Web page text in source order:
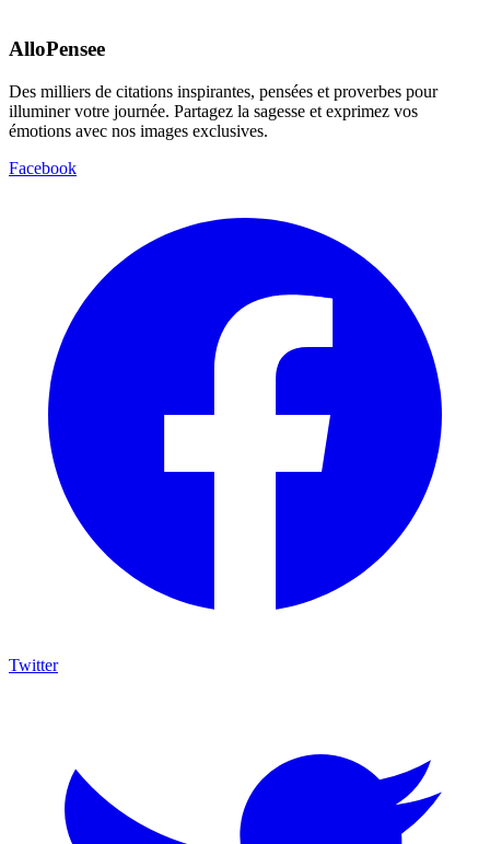
AlloPensee
Des milliers de citations inspirantes, pensées et proverbes pour
illuminer votre journée. Partagez la sagesse et exprimez vos
émotions avec nos images exclusives.
Facebook
Twitter